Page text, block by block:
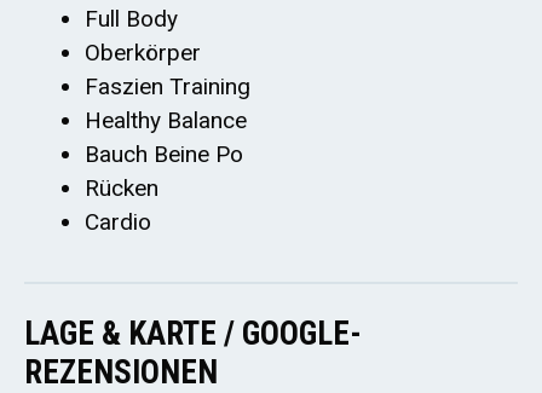
Full Body
Oberkörper
Faszien Training
Healthy Balance
Bauch Beine Po
Rücken
Cardio
LAGE & KARTE / GOOGLE-
REZENSIONEN